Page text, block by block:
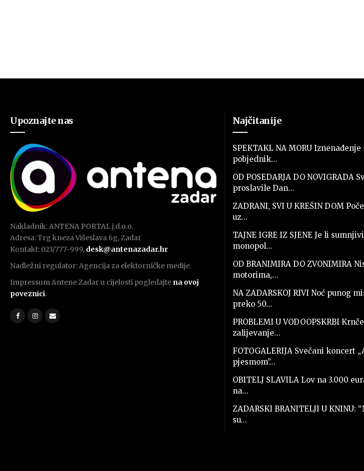
Upoznajte nas
Nakladnik: ANTENA PORTAL j.d.o.o.
Adresa: Trg kneza Višeslava 6g, Zadar
Kontakt: 023/777-999, desk@antenazadar.hr
Nadležni regulator: Agencija za elektorničke medije.
Impressum Antene Zadar u cijelosti pogledajte na ovoj
poveznici.
Najčitanije
SPEKTAKL NA MORU
pobjednik…
OD POSEDARJA DO NOVIGRADA
proslavile Dan…
ZADRANI, SVI U KREŠIN DOM
uz…
TAJNE IGRE IZ SJENE Je li
monopol…
OD BRANIMIRA DO ZVONIMIRA
motorima,…
NA ZADARSKOJ RIVI Noć punog
preko 50…
PROBLEMI U VODOOPSKRBI
zalijevanje…
FOTOGALERIJA Svečani koncert
pjesmom”…
OBITELJ SLAVILA Lov na 3.000
na…
ZADARSKI BRANITELJI U KNINU:
su…